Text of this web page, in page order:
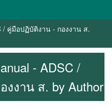
/ คู่มือปฏิบัติงาน - กองงาน ส.
- ADSC /
งาน ส. by Author